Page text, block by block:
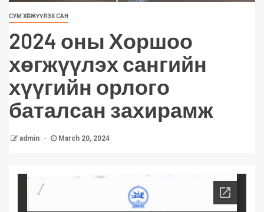
СУМ ХӨГЖҮҮЛЭХ САН
2024 оны Хоршоо
хөгжүүлэх сангийн
хүүгийн орлого
баталсан захирамж
admin March 20, 2024